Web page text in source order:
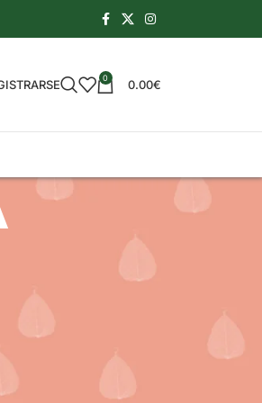
0 0.00€